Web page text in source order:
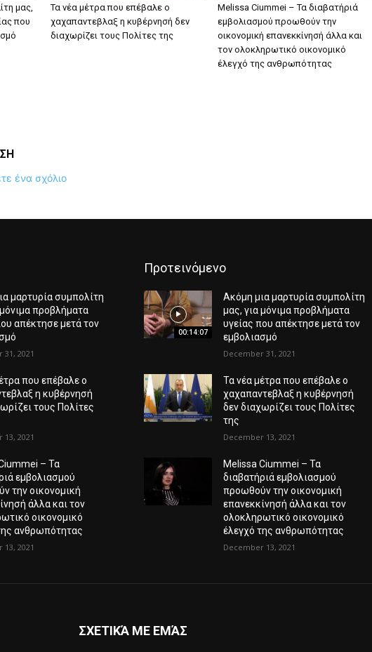
μας,
που
Τα νέα μέτρα που επέβαλε ο
χαχαπαντεβλαξ η κυβέρνησή δεν
διαχωρίζει τους Πολίτες της
Melissa Ciummei – Τα διαβατήριά
εμβολιασμού προωθούν την
οικονομική επανεκκίνησή άλλα και
τον ολοκληρωτικό οικονομικό
έλεγχό της ανθρωπότητας
ένα σχόλιο
μαρτυρία συμπολίτη
προβλήματα
απέκτησε μετά τον
2021
που επέβαλε ο
η κυβέρνησή
τους Πολίτες
2021
– Τα
εμβολιασμού
την οικονομική
άλλα και τον
οικονομικό
ανθρωπότητας
2021
Προτεινόμενο
00:14:07
Ακόμη μια μαρτυρία συμπολίτη
μας, για μόνιμα προβλήματα
υγείας που απέκτησε μετά τον
εμβολιασμό
December 31, 2021
Τα νέα μέτρα που επέβαλε ο
χαχαπαντεβλαξ η κυβέρνησή
δεν διαχωρίζει τους Πολίτες
της
December 13, 2021
Melissa Ciummei – Τα
διαβατήριά εμβολιασμού
προωθούν την οικονομική
επανεκκίνησή άλλα και τον
ολοκληρωτικό οικονομικό
έλεγχό της ανθρωπότητας
December 13, 2021
ΣΧΕΤΙΚΆ ΜΕ ΕΜΆΣ